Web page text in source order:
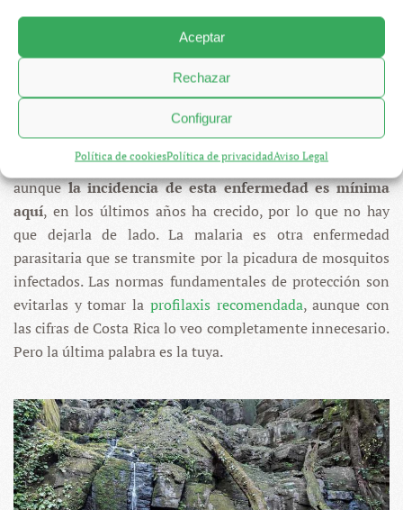
Aceptar
Rechazar
Configurar
Política de cookiesPolítica de privacidadAviso Legal
Malaria en Costa Rica
En 2020, apenas se contabilizaron 150 casos de malaria
en Costa Rica, la mayoría concentrados en el cantón de
San Carlos, una zona rural de la provincia de Limón. Pero,
aunquela incidencia de esta enfermedad es mínima
aquí, en los últimos años ha crecido, por lo que no hay
que dejarla de lado. La malaria es otra enfermedad
parasitaria que se transmite por la picadura de mosquitos
infectados. Las normas fundamentales de protección son
evitarlas y tomar la profilaxis recomendada, aunque con
las cifras de Costa Rica lo veo completamente innecesario.
Pero la última palabra es la tuya.